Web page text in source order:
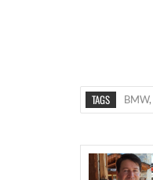
TAGS BMW,